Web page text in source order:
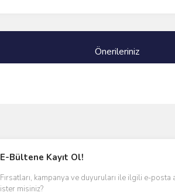
Önerileriniz
E-Bültene Kayıt Ol!
Fırsatları, kampanya ve duyuruları ile ilgili e-posta
ister misiniz?